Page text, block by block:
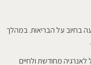
בחיוב על הבריאות. במהלך
מחודשת ולחיים